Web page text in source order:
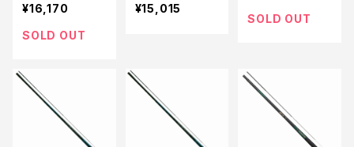
¥16,170
SOLD OUT
¥15,015
SOLD OUT